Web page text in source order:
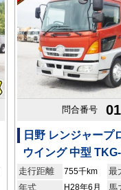
問合番号
日野 レンジャープ
ウイング 中型
走行距離 755千km 最
年式 H28年6月 馬